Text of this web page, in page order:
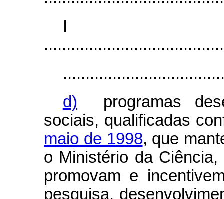
I
d) programas
sociais, qualificadas
maio de 1998, que
o Ministério da
promovam e
pesquisa,